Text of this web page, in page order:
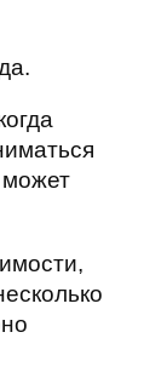
может